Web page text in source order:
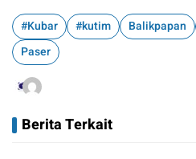
#Kubar #kutim Balikpapan
Paser
Berita Terkait